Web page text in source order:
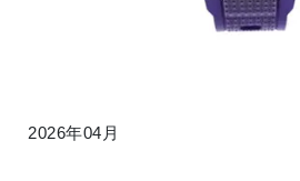
2026年04月